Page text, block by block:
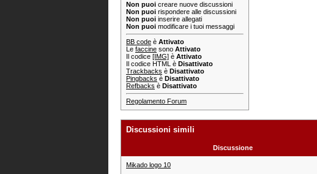
Non puoi creare nuove discussioni
Non puoi rispondere alle discussioni
Non puoi inserire allegati
Non puoi modificare i tuoi messaggi
BB code è Attivato
Le faccine sono Attivato
Il codice [IMG] è Attivato
Il codice HTML è Disattivato
Trackbacks è Disattivato
Pingbacks è Disattivato
Refbacks è Disattivato
Regolamento Forum
Discussioni simili
Discussione
Mikado logo 10